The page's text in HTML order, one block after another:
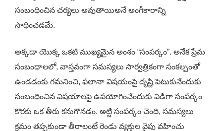
సంబంధించిన చర్యలు అవుతాయిఅనే అంగీకారాన్ని
సాధించడమే.
అక్కడా యొక్క ఒకటి ముఖ్యమైన అంశం “సంపర్కం”. అనేక ప్రేమ
సంబంధాలలో, వాస్తవంగా సమస్యలు సార్వత్రికంగా సంకల్పంతో
ఉండడంకు గమనించి, ఫలానా విషయంపై దృష్టి పెటుకునేందుకు
సంబంధించిన విషయాలపై ఉపయోగించేందుకు విడిగా సంపర్కం
కొరకు ఒక తీరు కనుగొనడం. అట్టి సంపర్కం చెంది, సమస్యలు
క్రమం తప్పకుండా తీరాలంటే రెండు వ్యక్తుల వైపు వహించు